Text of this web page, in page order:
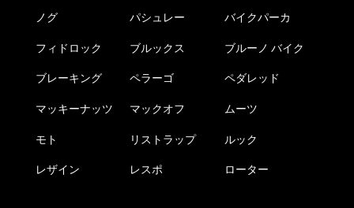
ノグ パシュレー バイクパーカ
フィドロック ブルックス ブルーノ バイク
ブレーキング ペラーゴ ペダレッド
マッキーナッツ マックオフ ムーツ
モト リストラップ ルック
レザイン レスポ ローター